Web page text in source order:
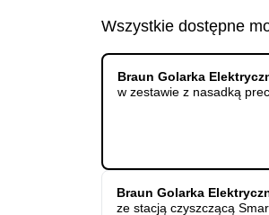
Wszystkie dostępne
Braun Golarka
w zestawie z nasadką
Braun Golarka
ze stacją czyszczącą